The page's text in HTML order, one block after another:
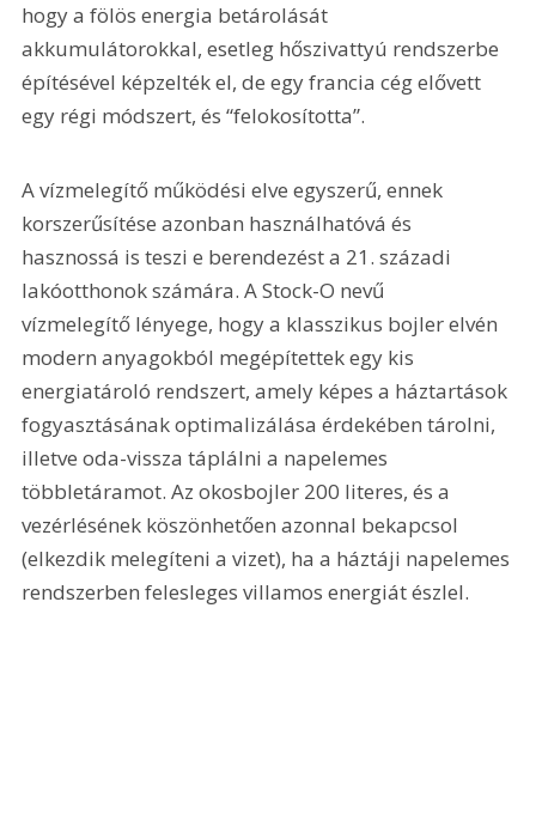
hogy a fölös energia betárolását
akkumulátorokkal, esetleg hőszivattyú rendszerbe
építésével képzelték el, de egy francia cég elővett
egy régi módszert, és “felokosította”.
A vízmelegítő működési elve egyszerű, ennek
korszerűsítése azonban használhatóvá és
hasznossá is teszi e berendezést a 21. századi
lakóotthonok számára. A Stock-O nevű
vízmelegítő lényege, hogy a klasszikus bojler elvén
modern anyagokból megépítettek egy kis
energiatároló rendszert, amely képes a háztartások
fogyasztásának optimalizálása érdekében tárolni,
illetve oda-vissza táplálni a napelemes
többletáramot. Az okosbojler 200 literes, és a
vezérlésének köszönhetően azonnal bekapcsol
(elkezdik melegíteni a vizet), ha a háztáji napelemes
rendszerben felesleges villamos energiát észlel.